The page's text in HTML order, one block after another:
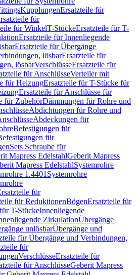
KupplungenErsatzteile für
für
für WinkelT-StückeErsatzteile für T-
Ersatzteile für Innenliegende
Ersatzteile für Übergänge
lösbarErsatzteile für
lösbarVerschlüsseErsatzteile für
für AnschlüsseVerteiler mit
für HeizungErsatzteile für T-Stücke für
Ersatzteile für Anschlüsse für
für ZubehörDämmungen für Rohre und
Abdichtungen für Rohre und
Abdeckungen für
Befestigungen für
für
Sets Schraube für
Mapress EdelstahlGeberit Mapress
Mapress EdelstahlSystemrohre
1.4401 Systemrohre
für
für ReduktionenBögenErsatzteile für
T-StückeInnenliegende
ZirkulationÜbergänge
unlösbarÜbergänge und
für Übergänge und Verbindungen,
für
VerschlüsseErsatzteile für
für AnschlüsseGeberit Mapress